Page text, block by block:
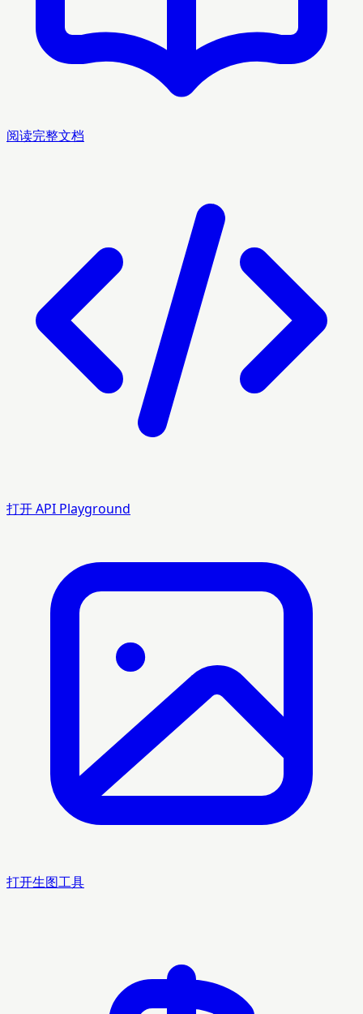
阅读完整文档
打开 API Playground
打开生图工具